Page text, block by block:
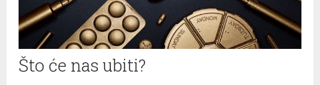
Što će nas ubiti?